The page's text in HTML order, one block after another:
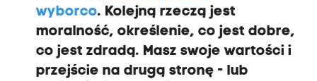
wyborco. Kolejną rzeczą jest
moralność, określenie, co jest dobre,
co jest zdradą. Masz swoje wartości i
przejście na drugą stronę - lub